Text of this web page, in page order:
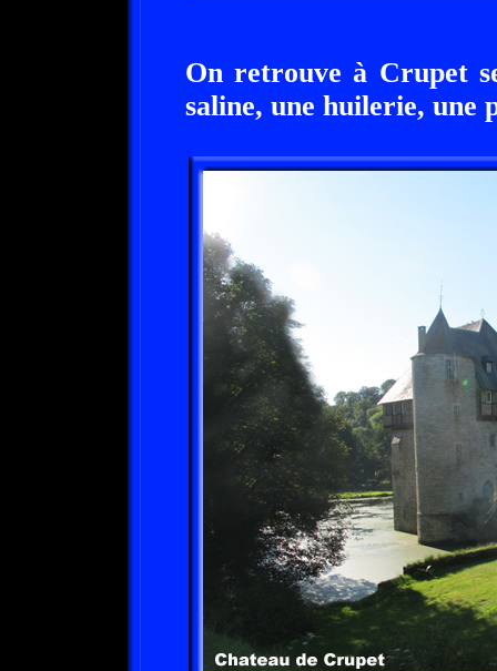
On retrouve à Crupet
saline, une huilerie, une